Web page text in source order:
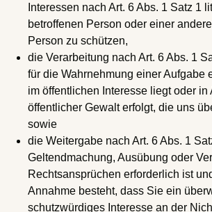
Interessen nach Art. 6 Abs. 1 Satz 1
betroffenen Person oder einer
Person zu schützen,
die Verarbeitung nach Art. 6 Abs. 1
für die Wahrnehmung einer Aufgabe
im öffentlichen Interesse liegt oder in
öffentlicher Gewalt erfolgt, die uns
sowie
die Weitergabe nach Art. 6 Abs. 1
Geltendmachung, Ausübung oder
Rechtsansprüchen erforderlich ist
Annahme besteht, dass Sie ein
schutzwürdiges Interesse an der